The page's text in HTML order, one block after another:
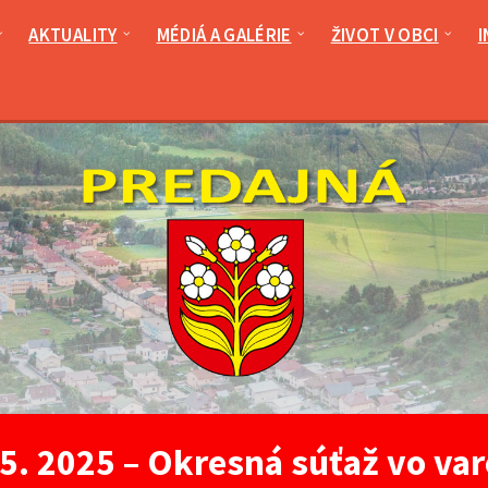
AKTUALITY MÉDIÁ A GALÉRIE ŽIVOT V OBCI
2025 – Okresná súťaž vo